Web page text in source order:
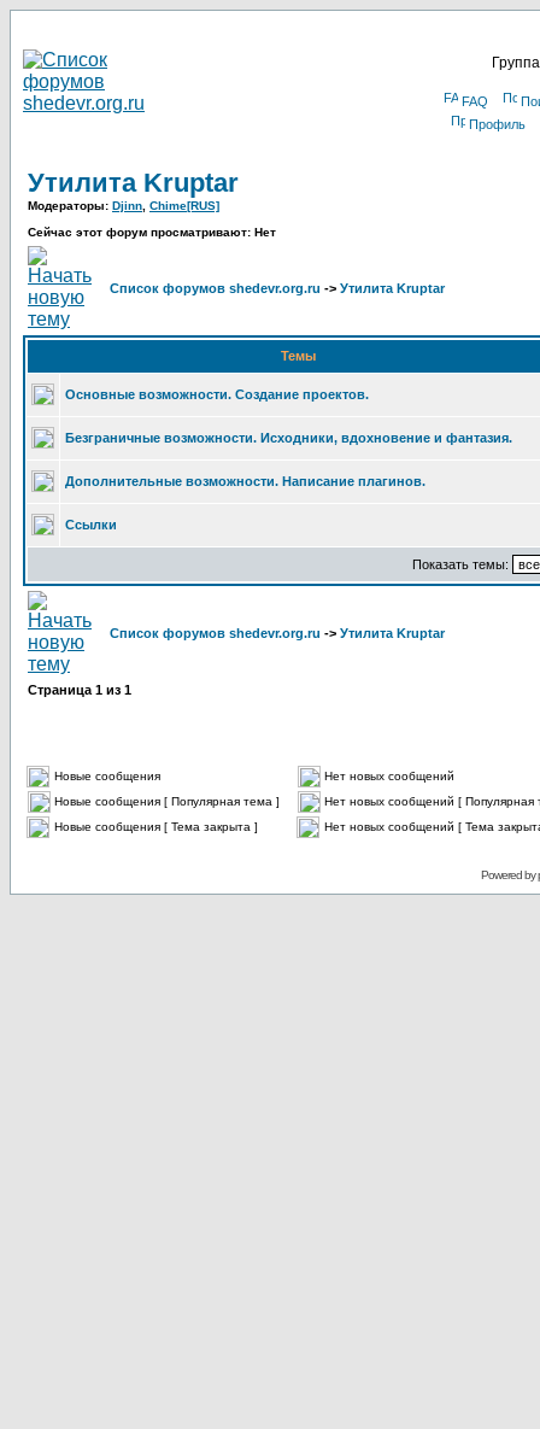
FAQ
Профиль
Утилита Kruptar
Модераторы: Djinn Chime[RUS]
Сейчас этот форум просматривают: Нет
Список форумов shedevr.org.ru -> Утилита Kruptar
Темы
Основные возможности. Создание проектов.
Безграничные возможности. Исходники, вдохновение и фантазия.
Дополнительные возможности. Написание плагинов.
Ссылки
Показать темы:
Список форумов shedevr.org.ru -> Утилита Kruptar
Страница 1 из 1
Новые сообщения
Нет новых сообщений
Новые сообщения [ Популярная тема ]
Нет новых сообщений [ Популярная
Новые сообщения [ Тема закрыта ]
Нет новых сообщений [ Тема
Powered by